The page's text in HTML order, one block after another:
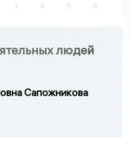
3 4 5 6
людей
Сапожникова